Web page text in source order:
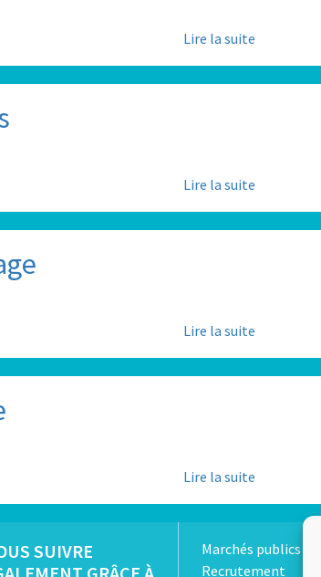
Lire la suite
Lire la suite
Lire la suite
Lire la suite
SUIVRE
Marchés publics
Recrutement